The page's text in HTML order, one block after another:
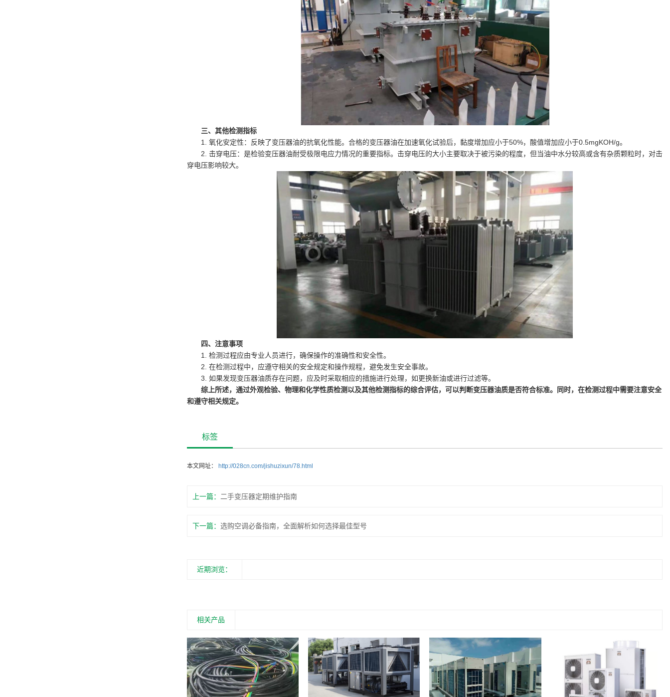
三、其他检测指标
1. 氧化安定性：反映了变压器油的抗氧化性能。合格的变压器油在加速氧化试验后，黏度增加应小于50%，酸值增加应小于0.5mgKOH/g。
2. 击穿电压：是检验变压器油耐受极限电应力情况的重要指标。击穿电压的大小主要取决于被污染的程度，但当油中水分较高或含有杂质颗粒时，对击
穿电压影响较大。
四、注意事项
1. 检测过程应由专业人员进行，确保操作的准确性和安全性。
2. 在检测过程中，应遵守相关的安全规定和操作规程，避免发生安全事故。
3. 如果发现变压器油质存在问题，应及时采取相应的措施进行处理，如更换新油或进行过滤等。
综上所述，通过外观检验、物理和化学性质检测以及其他检测指标的综合评估，可以判断变压器油质是否符合标准。同时，在检测过程中需要注意安全
和遵守相关规定。
标签
本文网址： http://028cn.com/jishuzixun/78.html
上一篇： 二手变压器定期维护指南
下一篇： 选购空调必备指南，全面解析如何选择最佳型号
近期浏览：
相关产品